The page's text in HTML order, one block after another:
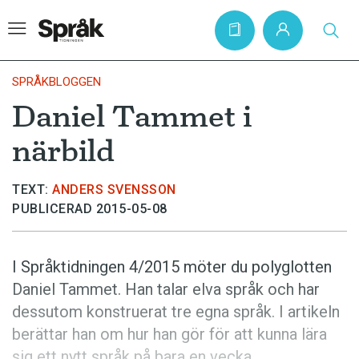
Hem
Artiklar
Krönikor
Språkfrågor
Bokrecensioner
Kviss
Podden
SPRÅKBLOGGEN
Daniel Tammet i
närbild
TEXT: ANDERS SVENSSON
PUBLICERAD 2015-05-08
I Språktidningen 4/2015 möter du polyglotten
Daniel Tammet. Han talar elva språk och har
dessutom konstruerat tre egna språk. I artikeln
berättar han om hur han gör för att kunna lära